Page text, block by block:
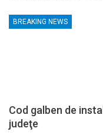
BREAKING NEWS
Cod galben de
judeţe